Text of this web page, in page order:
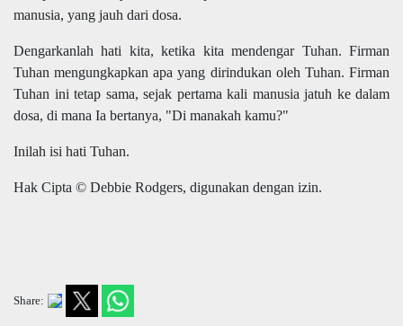
manusia, yang jauh dari dosa.
Dengarkanlah hati kita, ketika kita mendengar Tuhan. Firman
Tuhan mengungkapkan apa yang dirindukan oleh Tuhan. Firman
Tuhan ini tetap sama, sejak pertama kali manusia jatuh ke dalam
dosa, di mana Ia bertanya, "Di manakah kamu?"
Inilah isi hati Tuhan.
Hak Cipta © Debbie Rodgers, digunakan dengan izin.
Share: